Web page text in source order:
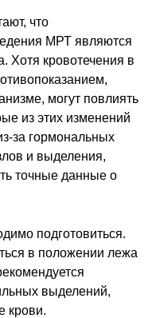
что
МРТ являются
Хотя кровотечения в
могут повлиять
из этих изменений
за гормональных
и выделения,
точные данные о
подготовиться.
в положении лежа
выделений,
крови.